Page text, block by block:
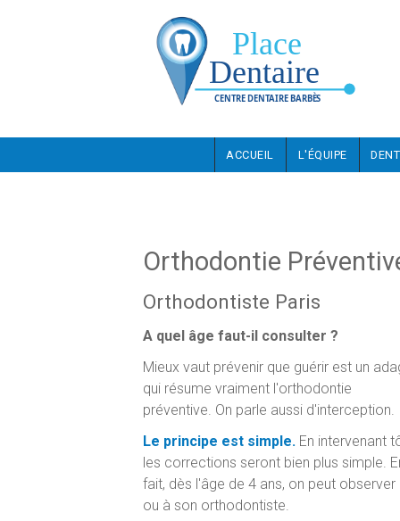
ACCUEIL L'ÉQUIPE
Orthodontie
Orthodontiste Paris
A quel âge faut-il consulter ?
Mieux vaut prévenir que guérir est un
qui résume vraiment l'orthodontie
préventive. On parle aussi d'interception.
Le principe est simple. En intervenant
les corrections seront bien plus simple.
fait, dès l'âge de 4 ans, on peut
ou à son orthodontiste.